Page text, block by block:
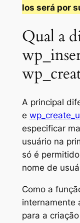
los será por
Qual a
A principal
e
especificar
usuário na
só é
nome de
Como a
internamente
para a